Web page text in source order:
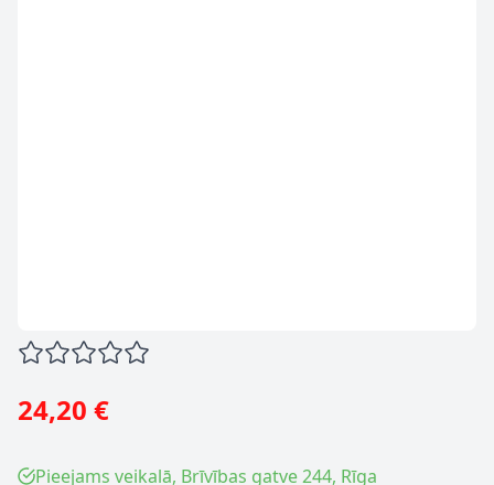
24,20 €
Pieejams veikalā, Brīvības gatve 244, Rīga